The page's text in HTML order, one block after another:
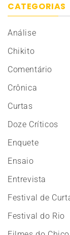
CATEGORIAS
Análise
Chikito
Comentário
Crônica
Curtas
Doze Críticos
Enquete
Ensaio
Entrevista
Festival de
Festival do Rio